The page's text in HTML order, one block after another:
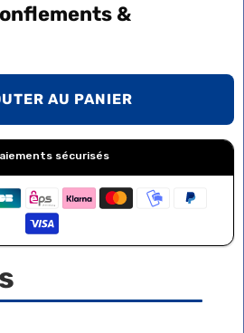
&
AU PANIER
sécurisés